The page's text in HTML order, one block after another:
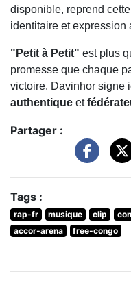
disponible, reprend
identitaire et expression
"Petit à Petit" est plus
promesse que chaque
victoire. Davinhor signe
authentique et
Partager :
Tags :
rap-fr musique clip
accor-arena
free-congo